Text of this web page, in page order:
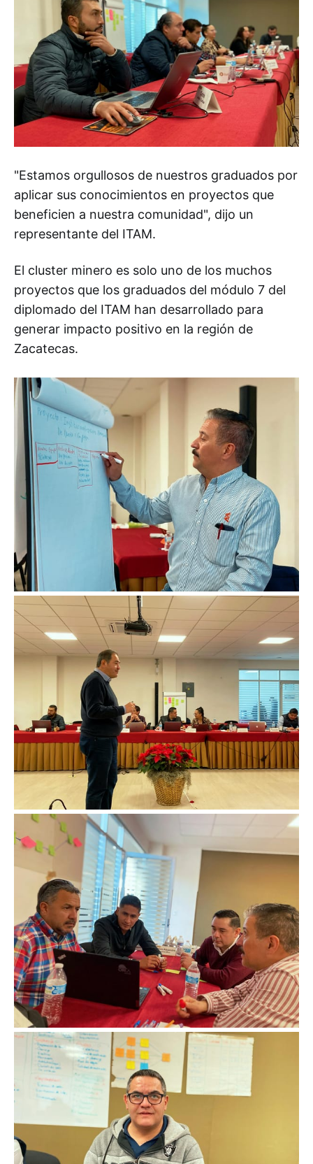
"Estamos orgullosos de nuestros graduados por
aplicar sus conocimientos en proyectos que
beneficien a nuestra comunidad", dijo un
representante del ITAM.
El cluster minero es solo uno de los muchos
proyectos que los graduados del módulo 7 del
diplomado del ITAM han desarrollado para
generar impacto positivo en la región de
Zacatecas.